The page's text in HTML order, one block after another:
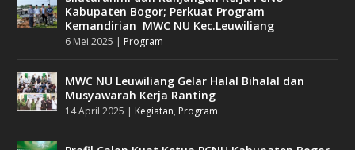
Kabupaten Bogor; Perkuat Program
Kemandirian MWC NU Kec.Leuwiliang
6 Mei 2025 | Program
MWC NU Leuwiliang Gelar Halal Bihalal dan
Musyawarah Kerja Ranting
14 April 2025 | Kegiatan, Program